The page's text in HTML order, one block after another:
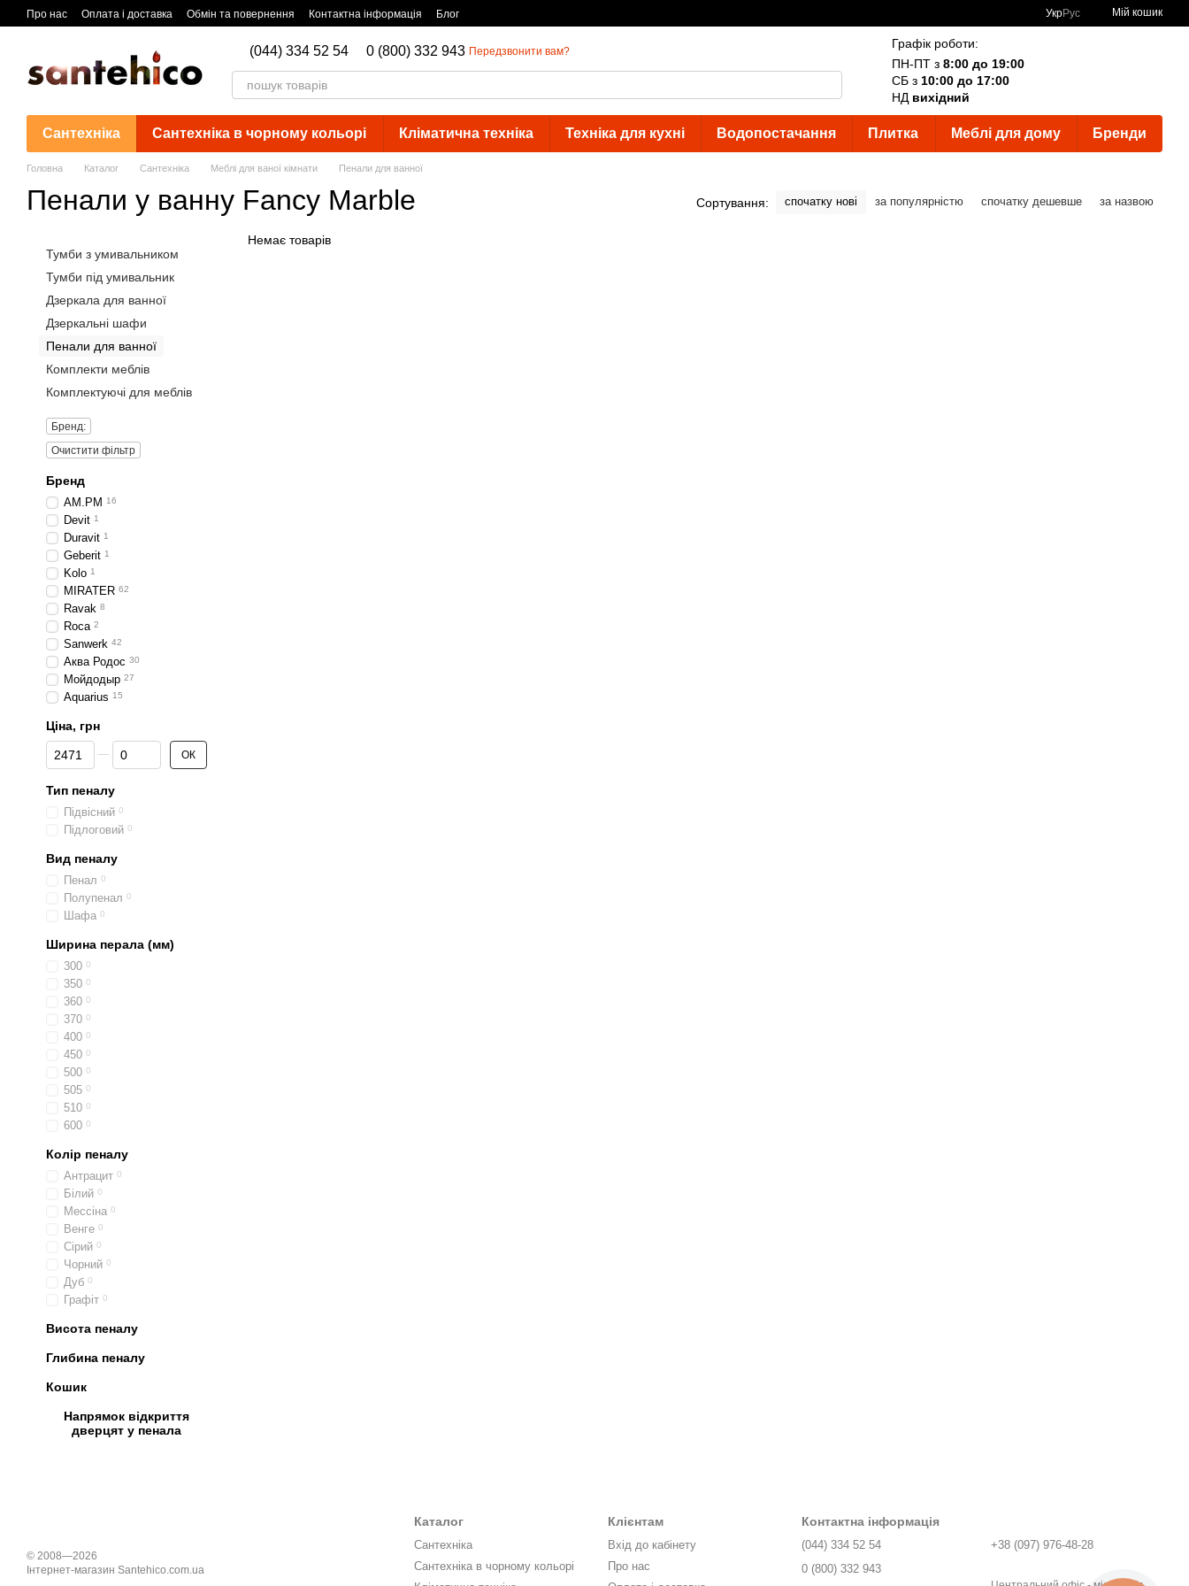
Перейти до основного контенту
Про нас Оплата і доставка Обмін та повернення Контактна інформація Блог УкрРус Мій кошик
(044) 334 52 54 0 (800) 332 943 Передзвонити вам?
Графік роботи:
ПН-ПТ з 8:00 до 19:00
СБ з 10:00 до 17:00
НД вихідний
Сантехніка Сантехніка в чорному кольорі Кліматична техніка Техніка для кухні Водопостачання Плитка Меблі для дому Бренди
Головна Каталог Сантехніка Меблі для ваної кімнати Пенали для ванної
Пенали у ванну Fancy Marble Сортування: спочатку нові за популярністю спочатку дешевше за назвою
Немає товарів
Тумби з умивальником
Тумби під умивальник
Дзеркала для ванної
Дзеркальні шафи
Пенали для ванної
Комплекти меблів
Комплектуючі для меблів
Бренд:
Очистити фільтр
Бренд
AM.PM 16
Devit 1
Duravit 1
Geberit 1
Kolo 1
MIRATER 62
Ravak 8
Roca 2
Sanwerk 42
Аква Родос 30
Мойдодыр 27
Aquarius 15
Ціна, грн
Від Ціна, грн
До Ціна, грн ОК
Тип пеналу
Підвісний 0
Підлоговий 0
Вид пеналу
Пенал 0
Полупенал 0
Шафа 0
Ширина перала (мм)
300 0
350 0
360 0
370 0
400 0
450 0
500 0
505 0
510 0
600 0
Колір пеналу
Антрацит 0
Білий 0
Мессіна 0
Венге 0
Сірий 0
Чорний 0
Дуб 0
Графіт 0
Висота пеналу
Глибина пеналу
Кошик
Напрямок відкриття
дверцят у пенала
© 2008—2026
Інтернет-магазин Santehico.com.ua
Каталог
Сантехніка
Сантехніка в чорному кольорі
Клієнтам
Вхід до кабінету
Про нас
Контактна інформація
(044) 334 52 54
0 (800) 332 943
+38 (097) 976-48-28